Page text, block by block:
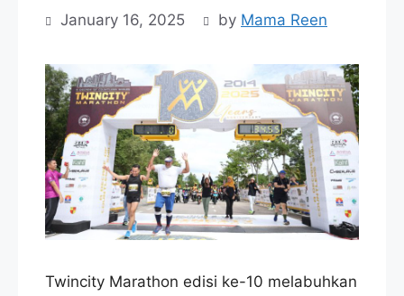
January 16, 2025 by Mama Reen
Twincity Marathon edisi ke-10 melabuhkan